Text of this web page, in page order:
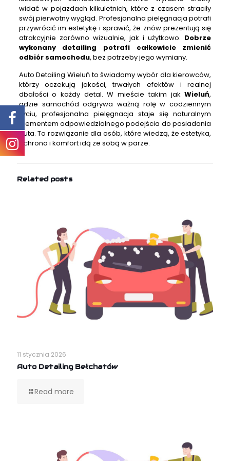
widać w pojazdach kilkuletnich, które z czasem straciły
swój pierwotny wygląd. Profesjonalna pielęgnacja potrafi
przywrócić im estetykę i sprawić, że znów prezentują się
atrakcyjnie zarówno wizualnie, jak i użytkowo. Dobrze
wykonany detailing potrafi całkowicie zmienić
odbiór samochodu, bez potrzeby jego wymiany.
Auto Detailing Wieluń to świadomy wybór dla kierowców,
którzy oczekują jakości, trwałych efektów i realnej
dbałości o każdy detal. W mieście takim jakWieluń,
gdzie samochód odgrywa ważną rolę w codziennym
życiu, profesjonalna pielęgnacja staje się naturalnym
elementem odpowiedzialnego podejścia do posiadania
auta. To rozwiązanie dla osób, które wiedzą, że estetyka,
ochrona i komfort idą ze sobą w parze.
Related posts
11 stycznia 2026
Auto Detailing Bełchatów
Read more